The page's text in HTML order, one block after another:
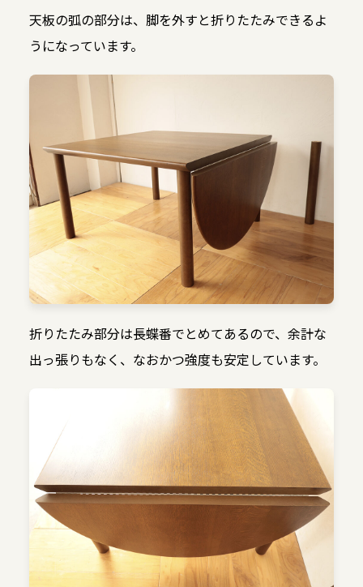
天板の弧の部分は、脚を外すと折りたたみできるよ
うになっています。
折りたたみ部分は長蝶番でとめてあるので、余計な
出っ張りもなく、なおかつ強度も安定しています。